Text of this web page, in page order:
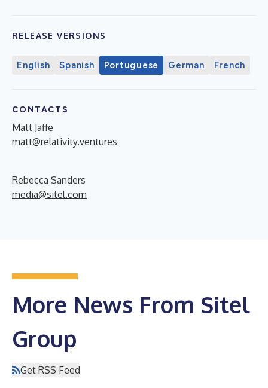
RELEASE VERSIONS
English Spanish Portuguese German French
CONTACTS
Matt Jaffe
matt@relativity.ventures
Rebecca Sanders
media@sitel.com
More News From Sitel
Group
Get RSS Feed